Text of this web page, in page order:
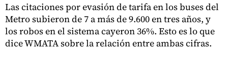
Las citaciones por evasión de tarifa en los buses del
Metro subieron de 7 a más de 9.600 en tres años, y
los robos en el sistema cayeron 36%. Esto es lo que
dice WMATA sobre la relación entre ambas cifras.